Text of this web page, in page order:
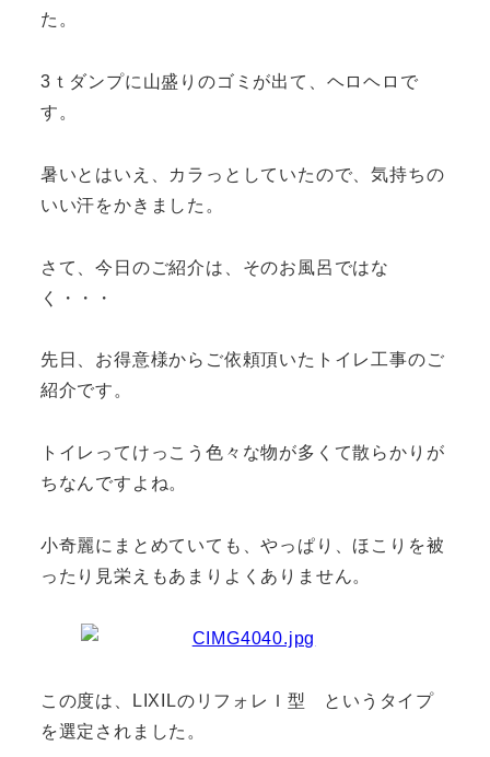
た。
3ｔダンプに山盛りのゴミが出て、ヘロヘロで
す。
暑いとはいえ、カラっとしていたので、気持ちの
いい汗をかきました。
さて、今日のご紹介は、そのお風呂ではな
く・・・
先日、お得意様からご依頼頂いたトイレ工事のご
紹介です。
トイレってけっこう色々な物が多くて散らかりが
ちなんですよね。
小奇麗にまとめていても、やっぱり、ほこりを被
ったり見栄えもあまりよくありません。
この度は、LIXILのリフォレＩ型 というタイプ
を選定されました。